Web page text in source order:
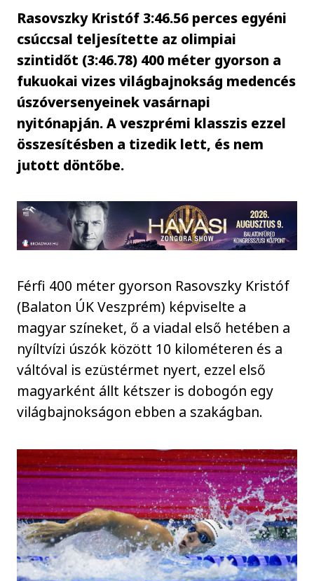
Rasovszky Kristóf 3:46.56 perces egyéni
csúccsal teljesítette az olimpiai
szintidőt (3:46.78) 400 méter gyorson a
fukuokai vizes világbajnokság medencés
úszóversenyeinek vasárnapi
nyitónapján. A veszprémi klasszis ezzel
összesítésben a tizedik lett, és nem
jutott döntőbe.
Férfi 400 méter gyorson Rasovszky Kristóf
(Balaton ÚK Veszprém) képviselte a
magyar színeket, ő a viadal első hetében a
nyíltvízi úszók között 10 kilométeren és a
váltóval is ezüstérmet nyert, ezzel első
magyarként állt kétszer is dobogón egy
világbajnokságon ebben a szakágban.